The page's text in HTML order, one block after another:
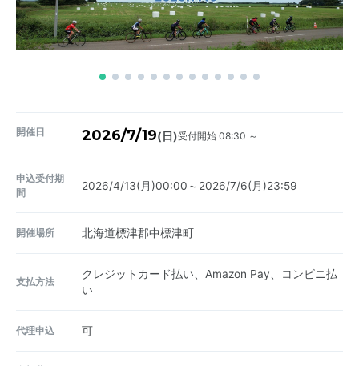
開催日 2026/7/19(日)受付開始 08:30 ～
申込受付期
間
2026/4/13(月)00:00～2026/7/6(月)23:59
開催場所 北海道標津郡中標津町
支払方法
クレジットカード払い、Amazon Pay、コンビニ払
い
代理申込 可